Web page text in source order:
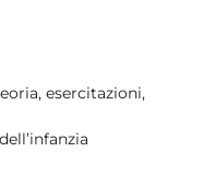
esercitazioni,